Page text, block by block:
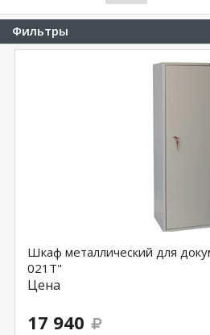
Фильтры
Шкаф металлический для
021Т"
Цена
17 940